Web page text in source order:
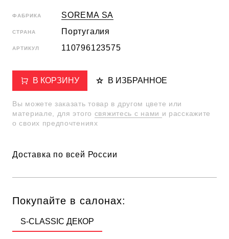
ФАБРИКА SOREMA SA
СТРАНА Португалия
АРТИКУЛ 110796123575
В КОРЗИНУ В ИЗБРАННОЕ
Вы можете заказать товар в другом цвете или
материале, для этого свяжитесь с нами и расскажите
о своих предпочтениях
Доставка по всей России
Покупайте в салонах:
S-CLASSIC ДЕКОР